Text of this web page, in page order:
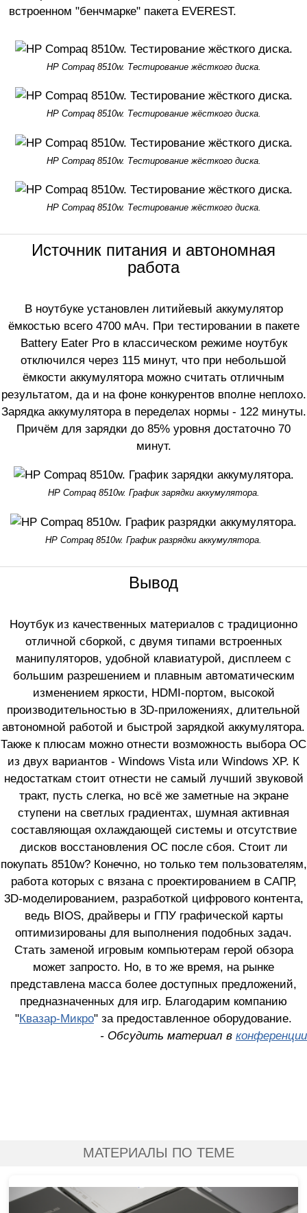
встроенном "бенчмарке" пакета EVEREST.
HP Compaq 8510w. Тестирование жёсткого диска.
HP Compaq 8510w. Тестирование жёсткого диска.
HP Compaq 8510w. Тестирование жёсткого диска.
HP Compaq 8510w. Тестирование жёсткого диска.
Источник питания и автономная
работа
В ноутбуке установлен литийевый аккумулятор
ёмкостью всего 4700 мАч. При тестировании в пакете
Battery Eater Pro в классическом режиме ноутбук
отключился через 115 минут, что при небольшой
ёмкости аккумулятора можно считать отличным
результатом, да и на фоне конкурентов вполне неплохо.
Зарядка аккумулятора в переделах нормы - 122 минуты.
Причём для зарядки до 85% уровня достаточно 70
минут.
HP Compaq 8510w. График зарядки аккумулятора.
HP Compaq 8510w. График разрядки аккумулятора.
Вывод
Ноутбук из качественных материалов с традиционно
отличной сборкой, с двумя типами встроенных
манипуляторов, удобной клавиатурой, дисплеем с
большим разрешением и плавным автоматическим
изменением яркости, HDMI-портом, высокой
производительностью в 3D-приложениях, длительной
автономной работой и быстрой зарядкой аккумулятора.
Также к плюсам можно отнести возможность выбора ОС
из двух вариантов - Windows Vista или Windows XP. К
недостаткам стоит отнести не самый лучший звуковой
тракт, пусть слегка, но всё же заметные на экране
ступени на светлых градиентах, шумная активная
составляющая охлаждающей системы и отсутствие
дисков восстановления ОС после сбоя. Стоит ли
покупать 8510w? Конечно, но только тем пользователям,
работа которых с вязана с проектированием в САПР,
3D-моделированием, разработкой цифрового контента,
ведь BIOS, драйверы и ГПУ графической карты
оптимизированы для выполнения подобных задач.
Стать заменой игровым компьютерам герой обзора
может запросто. Но, в то же время, на рынке
представлена масса более доступных предложений,
предназначенных для игр. Благодарим компанию
"Квазар-Микро" за предоставленное оборудование.
- Обсудить материал в конференции
МАТЕРИАЛЫ ПО ТЕМЕ